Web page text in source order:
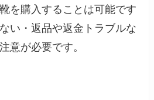
を購入することは可能です
い・返品や返金トラブルな
意が必要です。